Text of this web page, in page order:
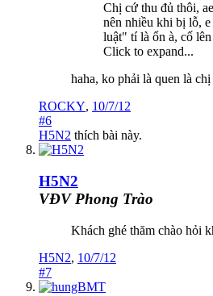
Chị cứ thu đủ thôi,
nên nhiều khi bị lỗ,
luật" tí là ổn à, cố
Click to expand...
haha, ko phải là quen là
ROCKY, 10/7/12
#6
H5N2 thích bài này.
H5N2
VĐV Phong Trào
Khách ghé thăm chào hỏi
H5N2, 10/7/12
#7